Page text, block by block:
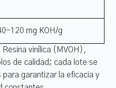
120 mg KOH/g
vinílica (MVOH),
de calidad; cada lote se
garantizar la eficacia y